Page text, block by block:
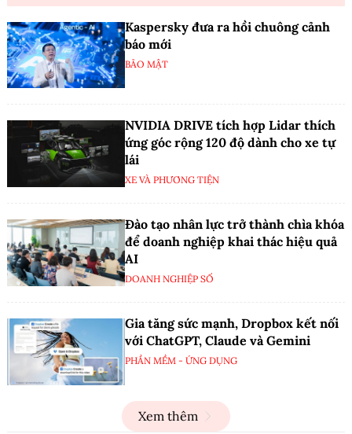
Kaspersky đưa ra hồi chuông cảnh
báo mới
BẢO MẬT
NVIDIA DRIVE tích hợp Lidar thích
ứng góc rộng 120 độ dành cho xe tự
lái
XE VÀ PHƯƠNG TIỆN
Đào tạo nhân lực trở thành chìa khóa
để doanh nghiệp khai thác hiệu quả
AI
DOANH NGHIỆP SỐ
Gia tăng sức mạnh, Dropbox kết nối
với ChatGPT, Claude và Gemini
PHẦN MỀM - ỨNG DỤNG
Xem thêm